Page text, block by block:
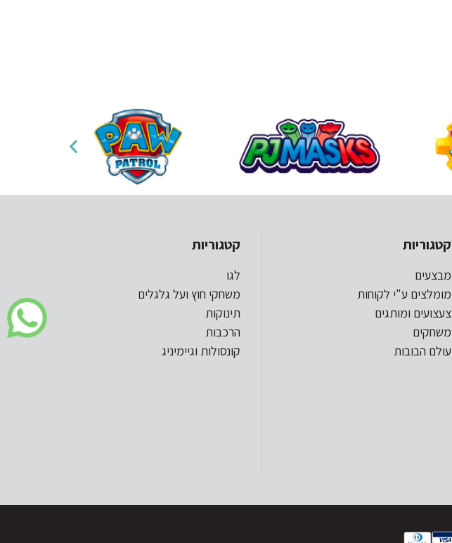
קטגוריות
מבצעים
מומלצים ע"י לקוחות
צעצועים ומותגים
משחקים
עולם הבובות
קטגוריות
לגו
משחקי חוץ ועל גלגלים
תינוקות
הרכבות
קונסולות וגיימיניג